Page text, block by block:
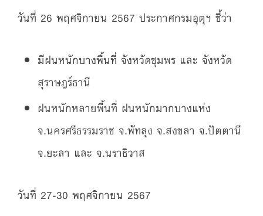
วันที่ 26 พฤศจิกายน 2567 ประกาศกรมอุตุฯ ชี้ว่า
มีฝนหนักบางพื้นที่ จังหวัดชุมพร และ จังหวัด
สุราษฎร์ธานี
ฝนหนักหลายพื้นที่ ฝนหนักมากบางแห่ง
จ.นครศรีธรรมราช จ.พัทลุง จ.สงขลา จ.ปัตตานี
จ.ยะลา และ จ.นราธิวาส
วันที่ 27-30 พฤศจิกายน 2567